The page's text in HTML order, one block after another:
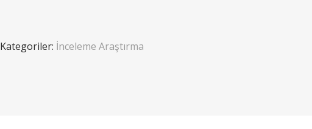
Kategoriler: İnceleme Araştırma